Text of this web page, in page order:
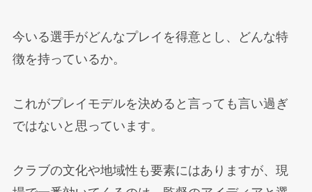
今いる選手がどんなプレイを得意とし、どんな特
徴を持っているか。
これがプレイモデルを決めると言っても言い過ぎ
ではないと思っています。
クラブの文化や地域性も要素にはありますが、現